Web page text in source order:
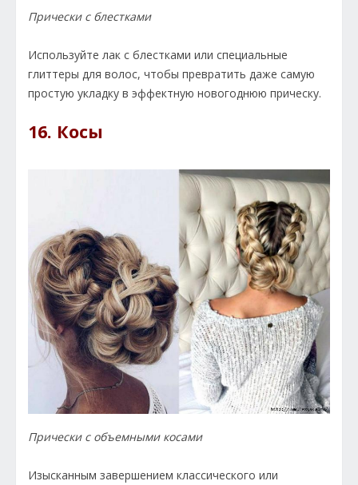
Прически с блестками
Используйте лак с блестками или специальные
глиттеры для волос, чтобы превратить даже самую
простую укладку в эффектную новогоднюю прическу.
16. Косы
Прически с объемными косами
Изысканным завершением классического или